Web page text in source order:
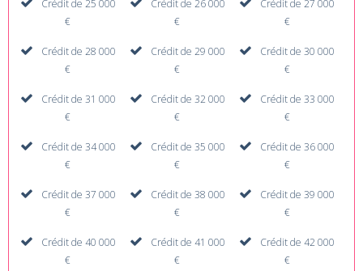
Crédit de 25 000
€
Crédit de 26 000
€
Crédit de 27 000
€
Crédit de 28 000
€
Crédit de 29 000
€
Crédit de 30 000
€
Crédit de 31 000
€
Crédit de 32 000
€
Crédit de 33 000
€
Crédit de 34 000
€
Crédit de 35 000
€
Crédit de 36 000
€
Crédit de 37 000
€
Crédit de 38 000
€
Crédit de 39 000
€
Crédit de 40 000
€
Crédit de 41 000
€
Crédit de 42 000
€